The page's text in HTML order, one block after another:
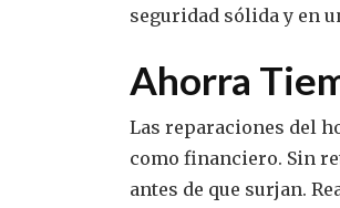
seguridad sólida y en
Ahorra
Las reparaciones del
como financiero. Sin
antes de que surjan.